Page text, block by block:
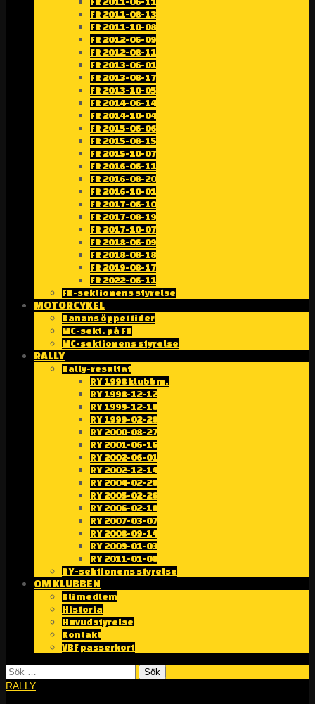
FR 2011-08-13
FR 2011-10-08
FR 2012-06-09
FR 2012-08-11
FR 2013-06-01
FR 2013-08-17
FR 2013-10-05
FR 2014-06-14
FR 2014-10-04
FR 2015-06-06
FR 2015-08-15
FR 2015-10-07
FR 2016-06-11
FR 2016-08-20
FR 2016-10-01
FR 2017-06-10
FR 2017-08-19
FR 2017-10-07
FR 2018-06-09
FR 2018-08-18
FR 2019-08-17
FR 2022-06-11
FR-sektionens styrelse
MOTORCYKEL
Banans öppettider
MC-sekt. på FB
MC-sektionens styrelse
RALLY
Rally-resultat
RY 1998 klubbm.
RY 1998-12-12
RY 1999-12-18
RY 1999-02-28
RY 2000-08-27
RY 2001-06-16
RY 2002-06-01
RY 2002-12-14
RY 2004-02-28
RY 2005-02-26
RY 2006-02-18
RY 2007-03-07
RY 2008-09-14
RY 2009-01-03
RY 2011-01-08
RY-sektionens styrelse
OM KLUBBEN
Bli medlem
Historia
Huvudstyrelse
Kontakt
VBF passerkort
Sök
efter:
RALLY